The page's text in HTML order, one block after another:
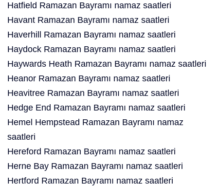
Hatfield Ramazan Bayramı namaz saatleri
Havant Ramazan Bayramı namaz saatleri
Haverhill Ramazan Bayramı namaz saatleri
Haydock Ramazan Bayramı namaz saatleri
Haywards Heath Ramazan Bayramı namaz saatleri
Heanor Ramazan Bayramı namaz saatleri
Heavitree Ramazan Bayramı namaz saatleri
Hedge End Ramazan Bayramı namaz saatleri
Hemel Hempstead Ramazan Bayramı namaz
saatleri
Hereford Ramazan Bayramı namaz saatleri
Herne Bay Ramazan Bayramı namaz saatleri
Hertford Ramazan Bayramı namaz saatleri